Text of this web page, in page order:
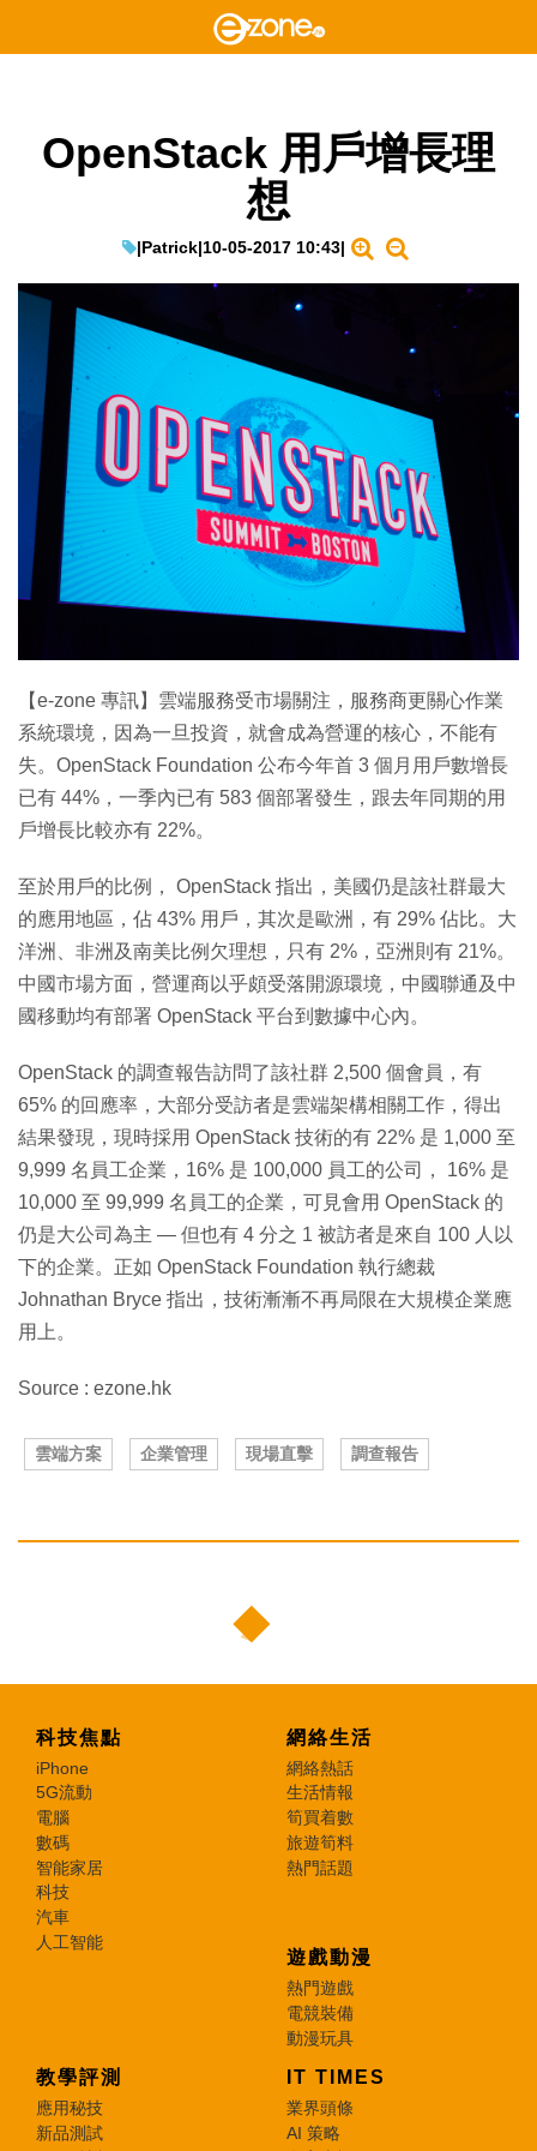
OpenStack 用戶增長理
想
|Patrick|10-05-2017 10:43|
【e-zone 專訊】雲端服務受市場關注，服務商更關心作業
系統環境，因為一旦投資，就會成為營運的核心，不能有
失。OpenStack Foundation 公布今年首 3 個月用戶數增長
已有 44%，一季內已有 583 個部署發生，跟去年同期的用
戶增長比較亦有 22%。
至於用戶的比例， OpenStack 指出，美國仍是該社群最大
的應用地區，佔 43% 用戶，其次是歐洲，有 29% 佔比。大
洋洲、非洲及南美比例欠理想，只有 2%，亞洲則有 21%。
中國市場方面，營運商以乎頗受落開源環境，中國聯通及中
國移動均有部署 OpenStack 平台到數據中心內。
OpenStack 的調查報告訪問了該社群 2,500 個會員，有
65% 的回應率，大部分受訪者是雲端架構相關工作，得出
結果發現，現時採用 OpenStack 技術的有 22% 是 1,000 至
9,999 名員工企業，16% 是 100,000 員工的公司， 16% 是
10,000 至 99,999 名員工的企業，可見會用 OpenStack 的
仍是大公司為主 — 但也有 4 分之 1 被訪者是來自 100 人以
下的企業。正如 OpenStack Foundation 執行總裁
Johnathan Bryce 指出，技術漸漸不再局限在大規模企業應
用上。
Source : ezone.hk
雲端方案 企業管理 現場直擊 調查報告
科技焦點
iPhone
5G流動
電腦
數碼
智能家居
科技
汽車
人工智能
網絡生活
網絡熱話
生活情報
筍買着數
旅遊筍料
熱門話題
遊戲動漫
熱門遊戲
電競裝備
動漫玩具
教學評測
應用秘技
新品測試
IT TIMES
業界頭條
AI 策略